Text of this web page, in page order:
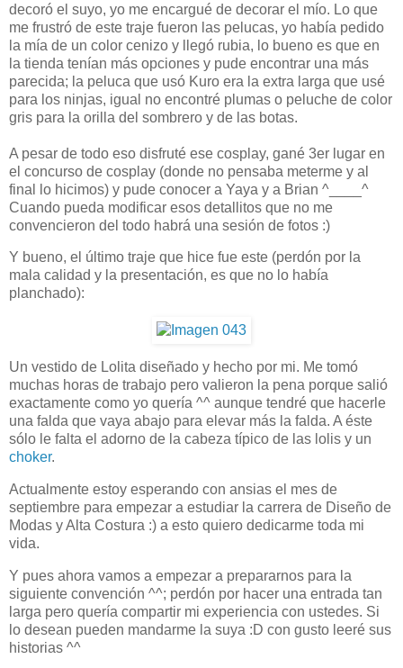
decoró el suyo, yo me encargué de decorar el mío. Lo que
me frustró de este traje fueron las pelucas, yo había pedido
la mía de un color cenizo y llegó rubia, lo bueno es que en
la tienda tenían más opciones y pude encontrar una más
parecida; la peluca que usó Kuro era la extra larga que usé
para los ninjas, igual no encontré plumas o peluche de color
gris para la orilla del sombrero y de las botas.
A pesar de todo eso disfruté ese cosplay, gané 3er lugar en
el concurso de cosplay (donde no pensaba meterme y al
final lo hicimos) y pude conocer a Yaya y a Brian ^____^
Cuando pueda modificar esos detallitos que no me
convencieron del todo habrá una sesión de fotos :)
Y bueno, el último traje que hice fue este (perdón por la
mala calidad y la presentación, es que no lo había
planchado):
Un vestido de Lolita diseñado y hecho por mi. Me tomó
muchas horas de trabajo pero valieron la pena porque salió
exactamente como yo quería ^^ aunque tendré que hacerle
una falda que vaya abajo para elevar más la falda. A éste
sólo le falta el adorno de la cabeza típico de las lolis y un
choker.
Actualmente estoy esperando con ansias el mes de
septiembre para empezar a estudiar la carrera de Diseño de
Modas y Alta Costura :) a esto quiero dedicarme toda mi
vida.
Y pues ahora vamos a empezar a prepararnos para la
siguiente convención ^^; perdón por hacer una entrada tan
larga pero quería compartir mi experiencia con ustedes. Si
lo desean pueden mandarme la suya :D con gusto leeré sus
historias ^^